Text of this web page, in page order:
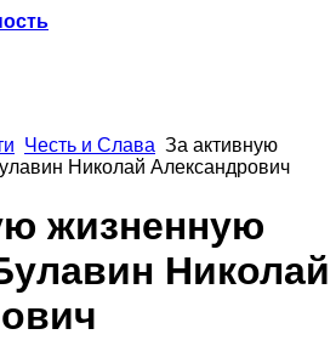
Честь и Слава За активную
Николай Александрович
жизненную
Николай